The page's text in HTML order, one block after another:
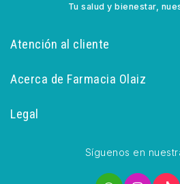
Tu salud y bienestar,
Atención al cliente
Acerca de Farmacia Olaiz
Legal
Síguenos en